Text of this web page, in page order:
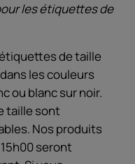
les étiquettes de
de taille
les couleurs
ou blanc sur noir.
taille sont
Nos produits
seront